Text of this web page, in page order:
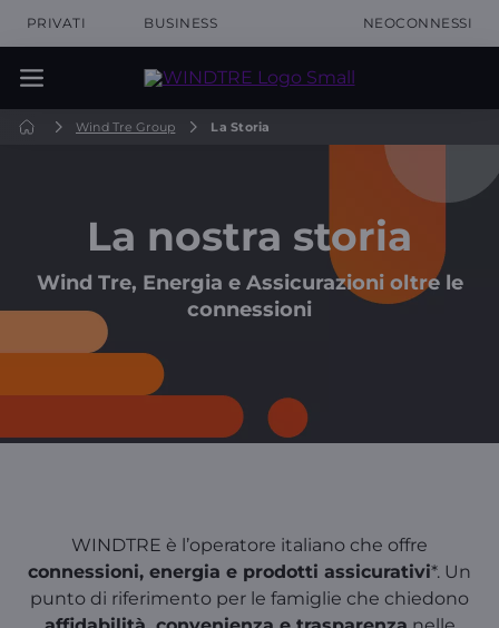
PRIVATI BUSINESS NEOCONNESSI
Wind Tre Group La Storia
La nostra storia
Wind Tre, Energia e Assicurazioni oltre le
connessioni
WINDTRE è l’operatore italiano che offre
connessioni, energia e prodotti assicurativi*. Un
punto di riferimento per le famiglie che chiedono